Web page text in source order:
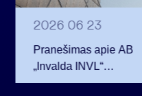
2026 06 23
Pranešimas apie AB
„Invalda INVL“
balsavimo teisių